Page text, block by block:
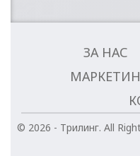
ЗА НАС
© 2026 - Трилинг. All